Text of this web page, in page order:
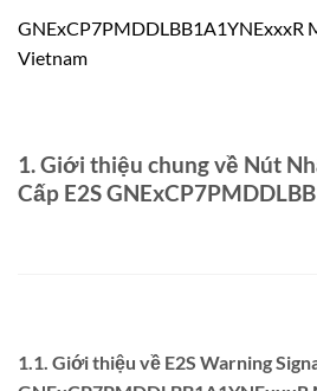
GNExCP7PMDDLBB1A1YNExxxR
Vietnam
1. Giới thiệu chung về Nút
Cấp E2S
1.1. Giới thiệu về E2S Warning